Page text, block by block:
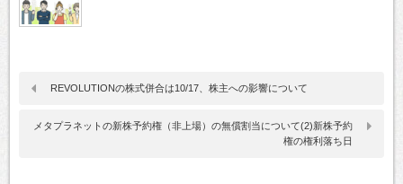
REVOLUTIONの株式併合は10/17、株主への影響について
メタプラネットの新株予約権（非上場）の無償割当について(2)新株予約
権の権利落ち日